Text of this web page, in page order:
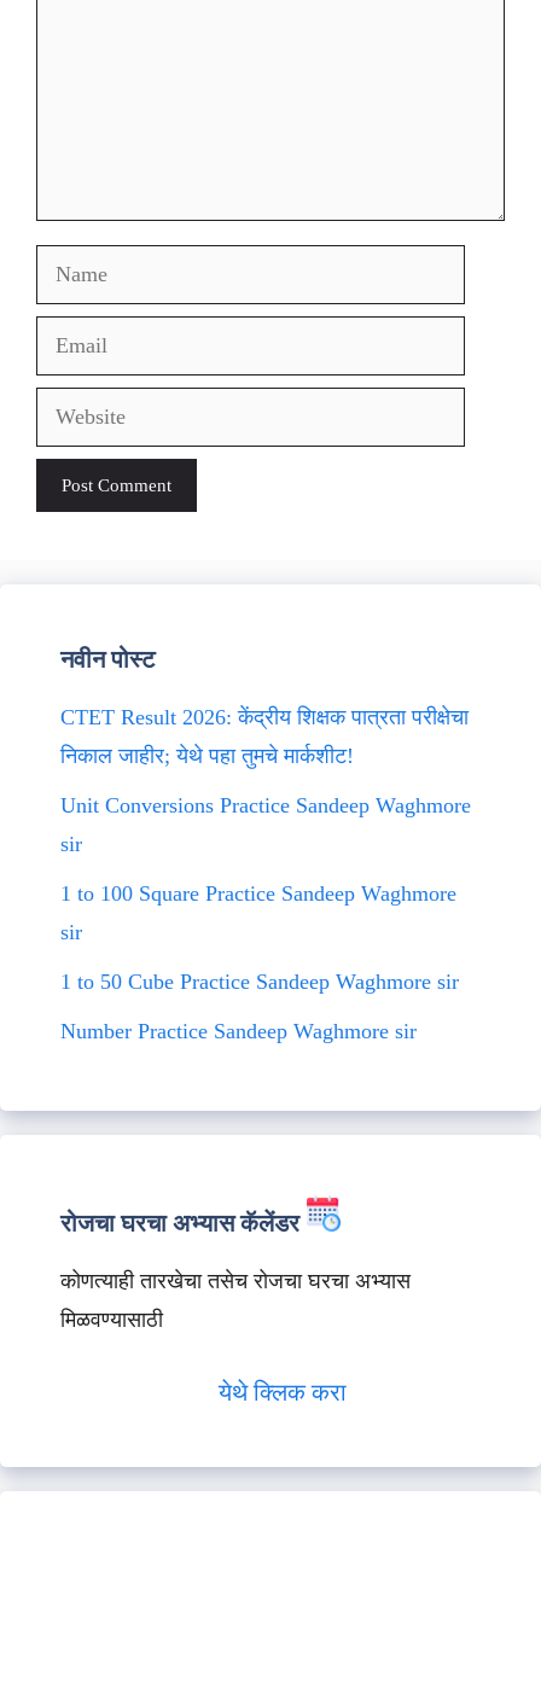
Name
Email
Website
नवीन पोस्ट
CTET Result 2026: केंद्रीय शिक्षक पात्रता परीक्षेचा
निकाल जाहीर; येथे पहा तुमचे मार्कशीट!
Unit Conversions Practice Sandeep Waghmore
sir
1 to 100 Square Practice Sandeep Waghmore
sir
1 to 50 Cube Practice Sandeep Waghmore sir
Number Practice Sandeep Waghmore sir
रोजचा घरचा अभ्यास कॅलेंडर
कोणत्याही तारखेचा तसेच रोजचा घरचा अभ्यास
मिळवण्यासाठी
येथे क्लिक करा